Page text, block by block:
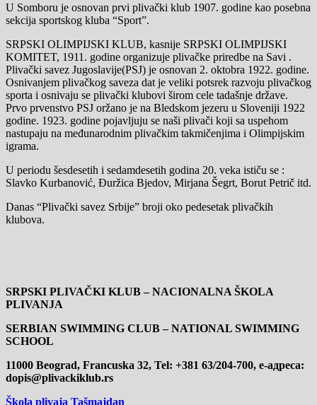
U Somboru je osnovan prvi plivački klub 1907. godine kao posebna
sekcija sportskog kluba “Sport”.
SRPSKI OLIMPIJSKI KLUB, kasnije SRPSKI OLIMPIJSKI
KOMITET, 1911. godine organizuje plivačke priredbe na Savi .
Plivački savez Jugoslavije(PSJ) je osnovan 2. oktobra 1922. godine.
Osnivanjem plivačkog saveza dat je veliki potsrek razvoju plivačkog
sporta i osnivaju se plivački klubovi širom cele tadašnje države.
Prvo prvenstvo PSJ oržano je na Bledskom jezeru u Sloveniji 1922
godine. 1923. godine pojavljuju se naši plivači koji sa uspehom
nastupaju na međunarodnim plivačkim takmičenjima i Olimpijskim
igrama.
U periodu šesdesetih i sedamdesetih godina 20. veka ističu se :
Slavko Kurbanović, Đuržica Bjedov, Mirjana Šegrt, Borut Petrič itd.
Danas “Plivački savez Srbije” broji oko pedesetak plivačkih
klubova.
SRPSKI PLIVAČKI KLUB – NACIONALNA ŠKOLA
PLIVANJA
SERBIAN SWIMMING CLUB – NATIONAL SWIMMING
SCHOOL
11000 Beograd, Francuska 32, Теl: +381 63/204-700, е-адреса:
dopis@plivackiklub.rs
Škola plivaja Tašmajdan